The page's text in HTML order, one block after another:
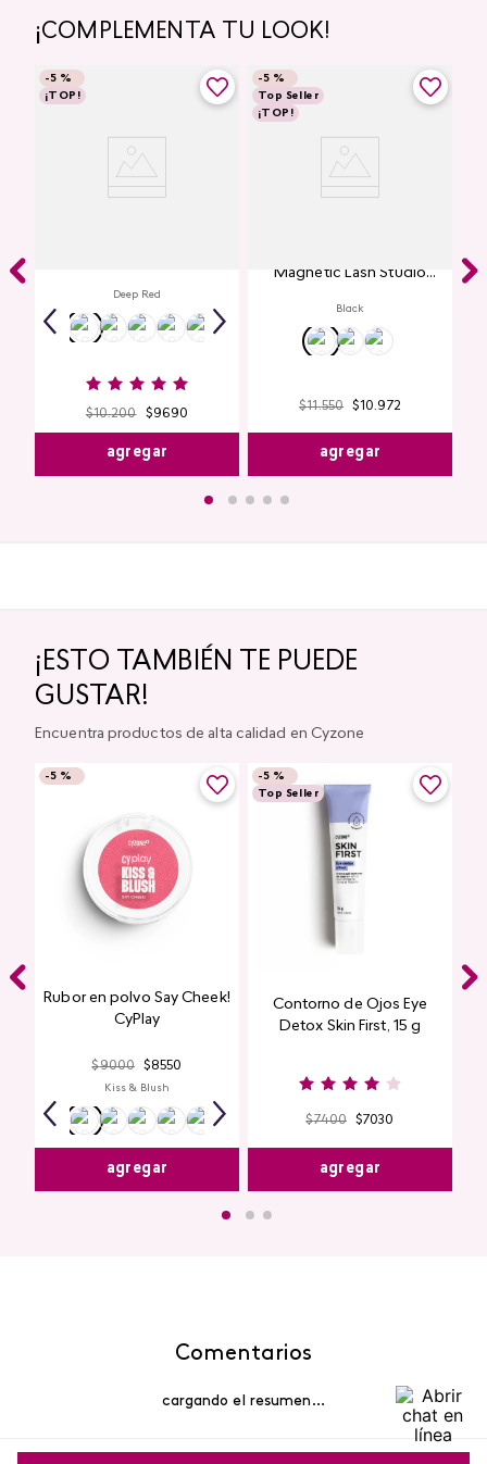
¡COMPLEMENTA TU LOOK!
-5 %
¡TOP!
Deep Red
$10.200 $9690
agregar
-5 %
Top Seller
¡TOP!
Magnetic Lash Studio
Black
$11.550 $ 10.972
agregar
¡ESTO TAMBIÉN TE PUEDE
GUSTAR!
Encuentra productos de alta calidad en Cyzone
-5 %
Rubor en polvo Say Cheek!
CyPlay
$9000 $8550
Kiss & Blush
agregar
-5 %
Top Seller
Contorno de Ojos Eye
Detox Skin First, 15 g
$7400 $7030
agregar
Comentarios
cargando el resumen…
Por favor, inicia sesión para escribir un comentario.